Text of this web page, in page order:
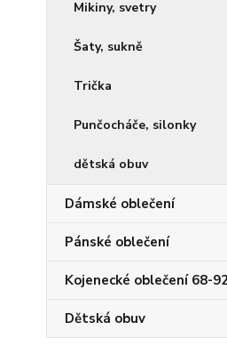
Mikiny, svetry
Šaty, sukně
Trička
Punčocháče, silonky
dětská obuv
Dámské oblečení
Pánské oblečení
Kojenecké oblečení 68-
Dětská obuv